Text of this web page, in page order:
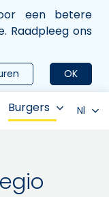
een betere
Raadpleeg ons
OK
Burgers Nl